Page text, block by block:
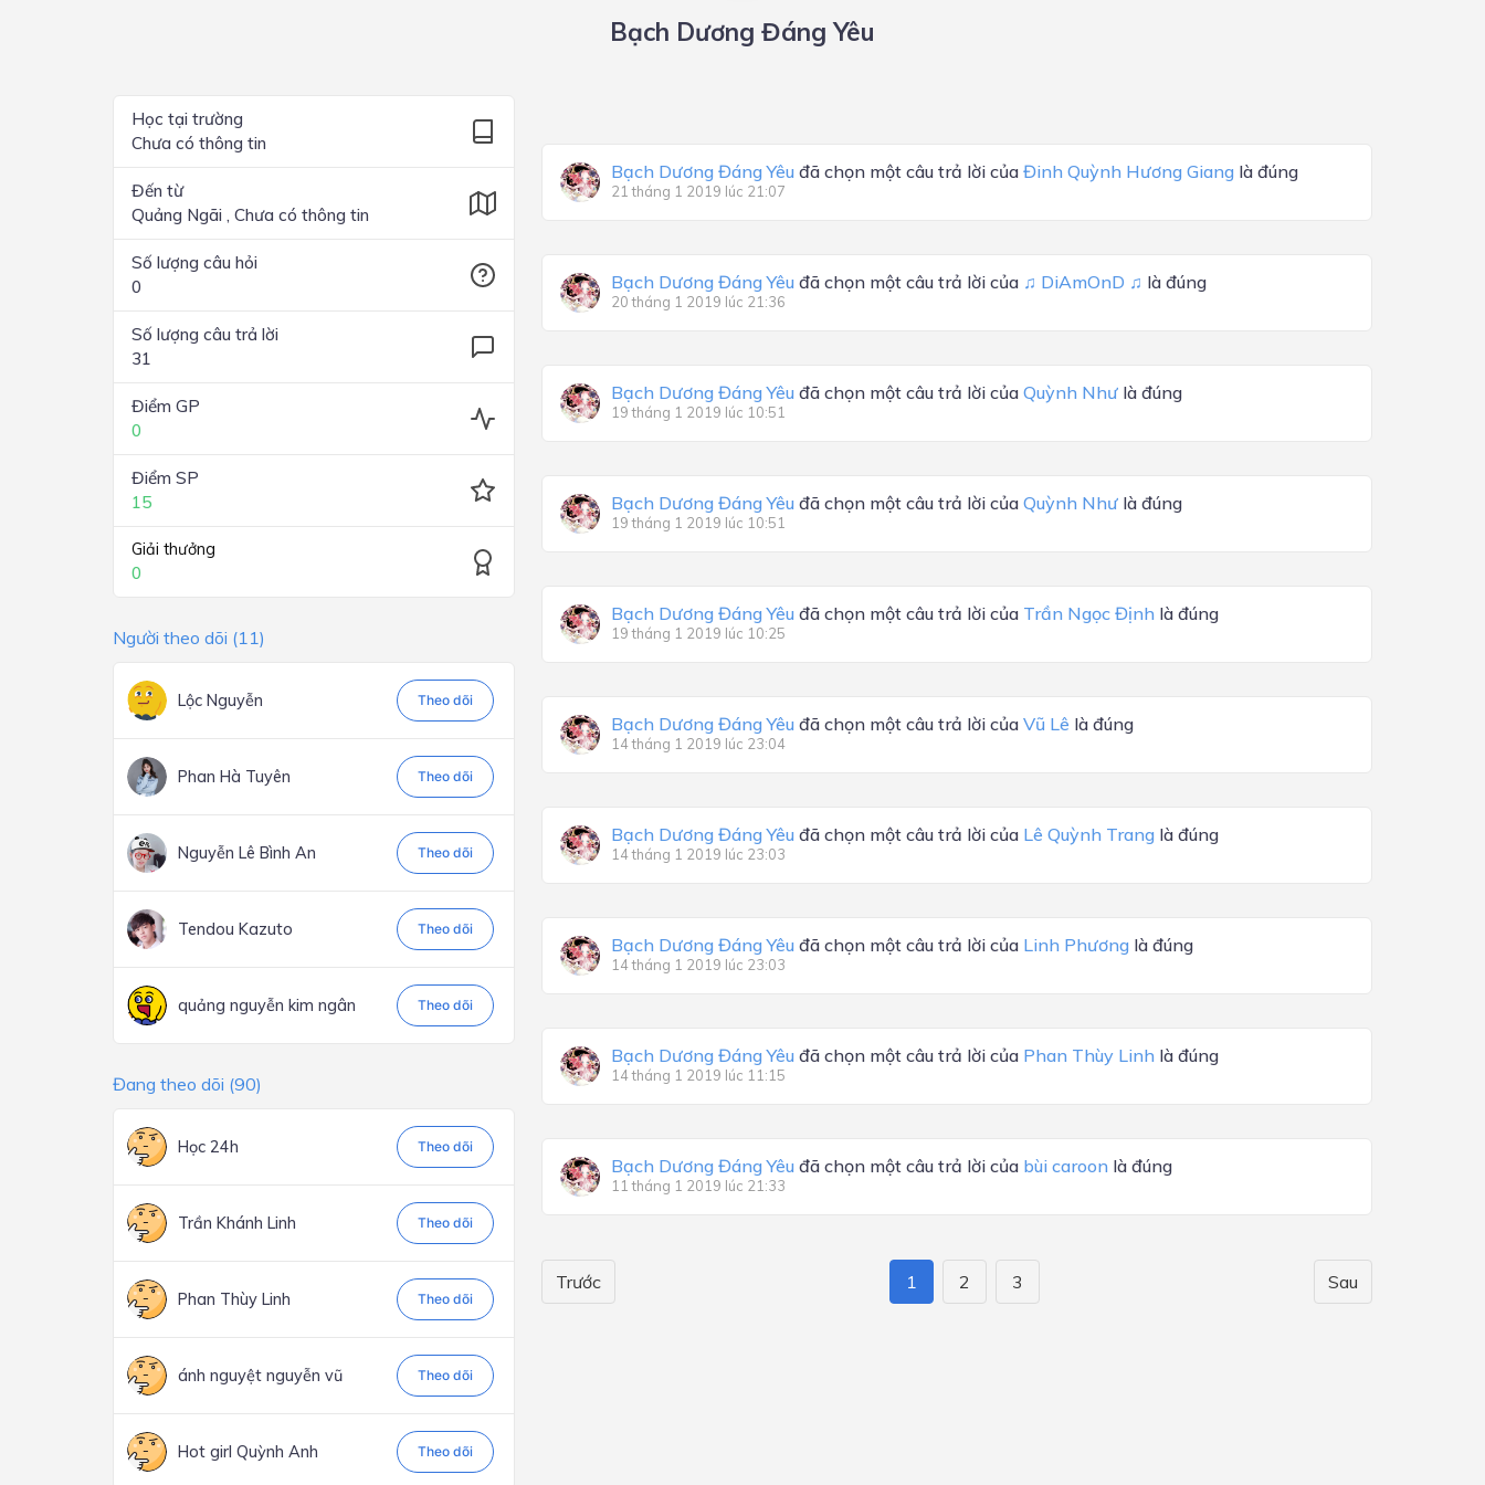
Lớp 2
Bạch Dương Đáng Yêu
Học tại trường
Chưa có thông tin
Đến từ
Quảng Ngãi , Chưa có thông tin
Số lượng câu hỏi
0
Số lượng câu trả lời
31
Điểm GP
0
Điểm SP
15
Giải thưởng
0
Người theo dõi (11)
Lộc Nguyễn Theo dõi
Phan Hà Tuyên Theo dõi
Nguyễn Lê Bình An Theo dõi
Tendou Kazuto Theo dõi
quảng nguyễn kim ngân Theo dõi
Đang theo dõi (90)
Học 24h Theo dõi
Trần Khánh Linh Theo dõi
Phan Thùy Linh Theo dõi
ánh nguyệt nguyễn vũ Theo dõi
Hot girl Quỳnh Anh Theo dõi
Bạch Dương Đáng Yêu đã chọn một câu trả lời của Đinh Quỳnh Hương Giang là đúng
21 tháng 1 2019 lúc 21:07
Bạch Dương Đáng Yêu đã chọn một câu trả lời của ♫ DiAmOnD ♫ là đúng
20 tháng 1 2019 lúc 21:36
Bạch Dương Đáng Yêu đã chọn một câu trả lời của Quỳnh Như là đúng
19 tháng 1 2019 lúc 10:51
Bạch Dương Đáng Yêu đã chọn một câu trả lời của Quỳnh Như là đúng
19 tháng 1 2019 lúc 10:51
Bạch Dương Đáng Yêu đã chọn một câu trả lời của Trần Ngọc Định là đúng
19 tháng 1 2019 lúc 10:25
Bạch Dương Đáng Yêu đã chọn một câu trả lời của Vũ Lê là đúng
14 tháng 1 2019 lúc 23:04
Bạch Dương Đáng Yêu đã chọn một câu trả lời của Lê Quỳnh Trang là đúng
14 tháng 1 2019 lúc 23:03
Bạch Dương Đáng Yêu đã chọn một câu trả lời của Linh Phương là đúng
14 tháng 1 2019 lúc 23:03
Bạch Dương Đáng Yêu đã chọn một câu trả lời của Phan Thùy Linh là đúng
14 tháng 1 2019 lúc 11:15
Bạch Dương Đáng Yêu đã chọn một câu trả lời của bùi caroon là đúng
11 tháng 1 2019 lúc 21:33
Trước Sau
1 2 3